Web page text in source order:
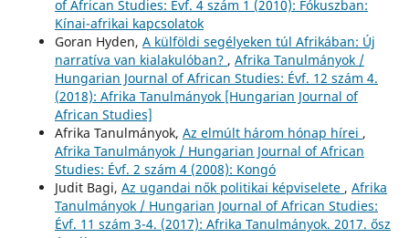
of African Studies: Évf. 4 szám 1 (2010): Fókuszban:
Kínai-afrikai kapcsolatok
Goran Hyden, A külföldi segélyeken túl Afrikában: Új
narratíva van kialakulóban? , Afrika Tanulmányok /
Hungarian Journal of African Studies: Évf. 12 szám 4.
(2018): Afrika Tanulmányok [Hungarian Journal of
African Studies]
Afrika Tanulmányok, Az elmúlt három hónap hírei ,
Afrika Tanulmányok / Hungarian Journal of African
Studies: Évf. 2 szám 4 (2008): Kongó
Judit Bagi, Az ugandai nők politikai képviselete , Afrika
Tanulmányok / Hungarian Journal of African Studies:
Évf. 11 szám 3-4. (2017): Afrika Tanulmányok. 2017. ősz